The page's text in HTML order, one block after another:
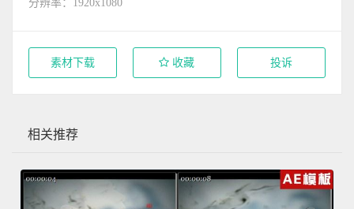
分辨率：1920x1080
素材下载 收藏 投诉
相关推荐